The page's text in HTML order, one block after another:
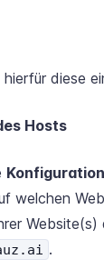
hierfür diese
Hosts
welchen
Website(s)
.